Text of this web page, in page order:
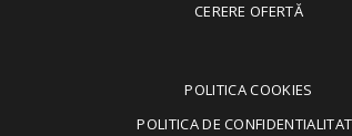
CERERE OFERTĂ
POLITICA COOKIES
POLITICA DE